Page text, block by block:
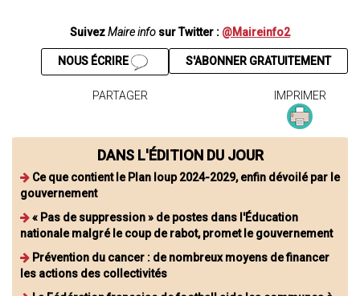
SuivezMaire info sur Twitter : @Maireinfo2
S'ABONNER GRATUITEMENT
NOUS ÉCRIRE
PARTAGER IMPRIMER
DANS L'ÉDITION DU JOUR
Ce que contient le Plan loup 2024-2029, enfin dévoilé par le
gouvernement
« Pas de suppression » de postes dans l'Éducation
nationale malgré le coup de rabot, promet le gouvernement
Prévention du cancer : de nombreux moyens de financer
les actions des collectivités